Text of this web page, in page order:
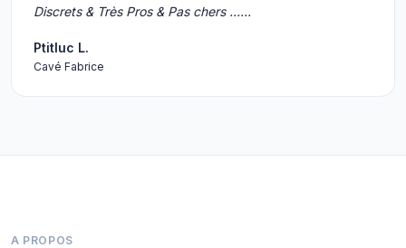
Discrets & Très Pros & Pas chers ……
Ptitluc L.
Cavé Fabrice
A PROPOS